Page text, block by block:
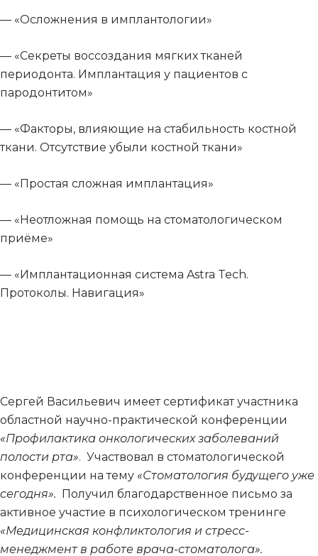
— «Осложнения в имплантологии»
— «Секреты воссоздания мягких тканей
периодонта. Имплантация у пациентов с
пародонтитом»
— «Факторы, влияющие на стабильность костной
ткани. Отсутствие убыли костной ткани»
— «Простая сложная имплантация»
— «Неотложная помощь на стоматологическом
приёме»
— «Имплантационная система Astra Tech.
Протоколы. Навигация»
Сергей Васильевич имеет сертификат участника
областной научно-практической конференции
«Профилактика онкологических заболеваний
полости рта». Участвовал в стоматологической
конференции на тему «Стоматология будущего уже
сегодня». Получил благодарственное письмо за
активное участие в психологическом тренинге
«Медицинская конфликтология и стресс-
менеджмент в работе врача-стоматолога».